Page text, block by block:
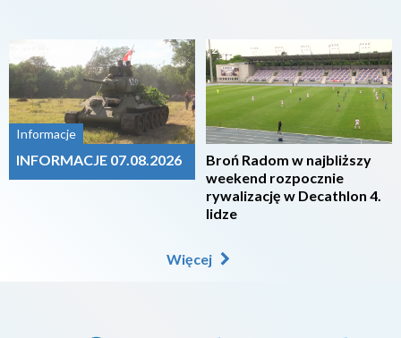
Informacje
INFORMACJE 07.08.2026
2026-08-07
Broń Radom w najbliższy
weekend rozpocznie
rywalizację w Decathlon 4.
lidze
Więcej